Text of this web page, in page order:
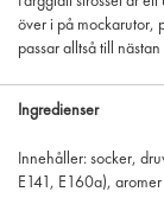
över i på mockarutor,
passar alltså till
Ingredienser
Innehåller: socker,
E141, E160a),